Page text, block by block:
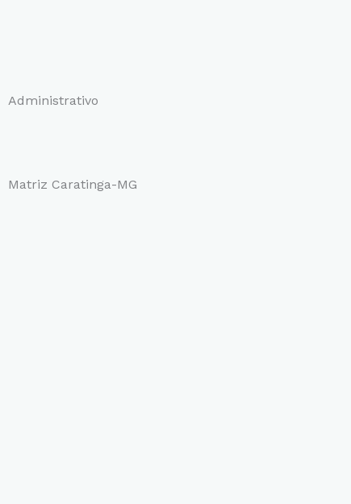
Administrativo
Matriz Caratinga-MG